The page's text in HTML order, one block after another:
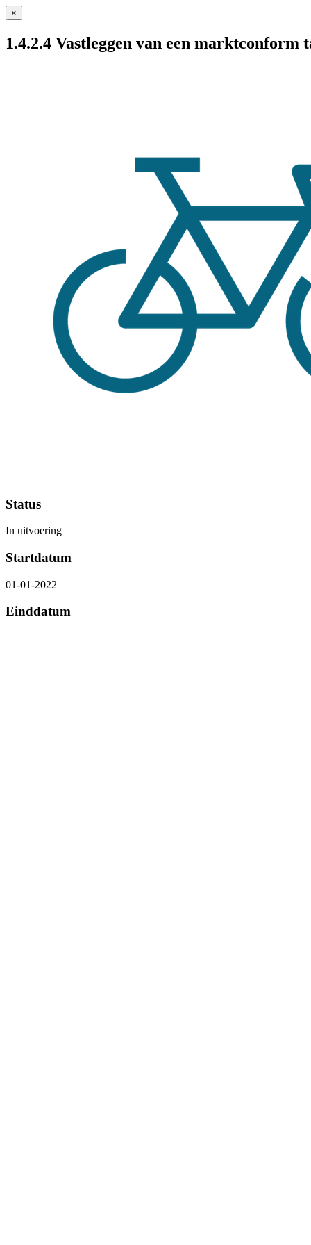
×
1.4.2.4 Vastleggen van een marktconform
Status
In uitvoering
Startdatum
01-01-2022
Einddatum